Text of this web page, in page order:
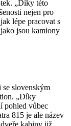
„Díky této
nejen pro
lépe pracovat s
jsou kamiony
se slovenským
„Díky
pohled vůbec
815 je ale název
kabiny již